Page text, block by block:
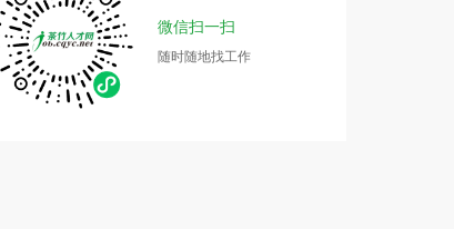
微信扫一扫
随时随地找工作